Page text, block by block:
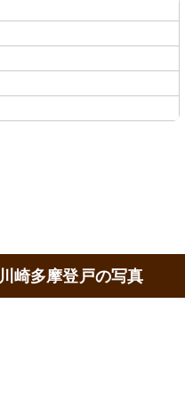
崎多摩登戸の写真